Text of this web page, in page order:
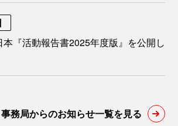
『活動報告書2025年度版』を公開し
事務局からのお知らせ一覧を見る